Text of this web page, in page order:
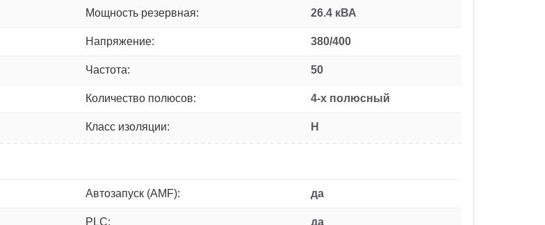
Мощность резервная: 26.4 кВА
Напряжение: 380/400
Частота: 50
Количество полюсов: 4-х полюсный
Класс изоляции: H
Автозапуск (AMF): да
PLC: да